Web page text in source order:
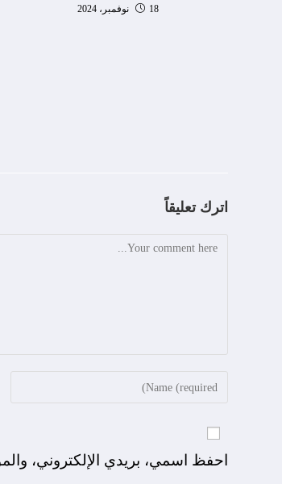
18 نوفمبر، 2024
اترك تعليقاً
احفظ اسمي، بريدي الإلكتروني،